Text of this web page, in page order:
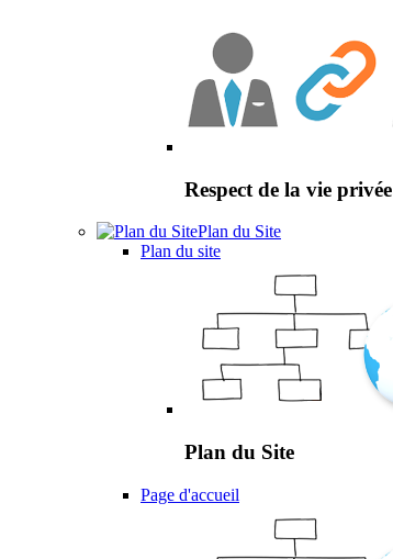
Respect de la vie privée
Plan du Site
Plan du site
Plan du Site
Page d'accueil